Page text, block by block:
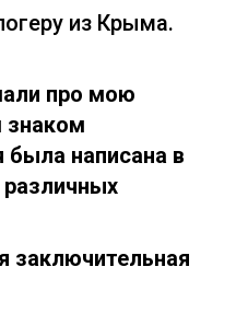
из Крыма.
про мою
знаком
написана в
различных
заключительная